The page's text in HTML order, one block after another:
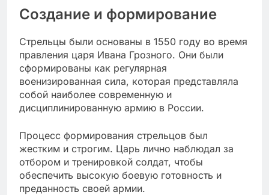
Создание и формирование
Стрельцы были основаны в 1550 году во время
правления царя Ивана Грозного. Они были
сформированы как регулярная
военизированная сила, которая представляла
собой наиболее современную и
дисциплинированную армию в России.
Процесс формирования стрельцов был
жестким и строгим. Царь лично наблюдал за
отбором и тренировкой солдат, чтобы
обеспечить высокую боевую готовность и
преданность своей армии.